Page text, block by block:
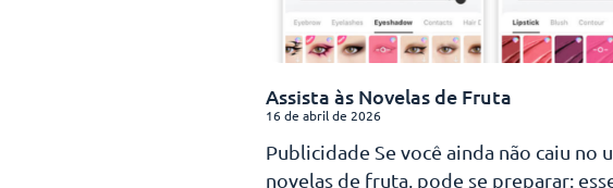
Assista às Novelas de Fruta
16 de abril de 2026
Publicidade Se você ainda não caiu no
novelas de fruta, pode se preparar: